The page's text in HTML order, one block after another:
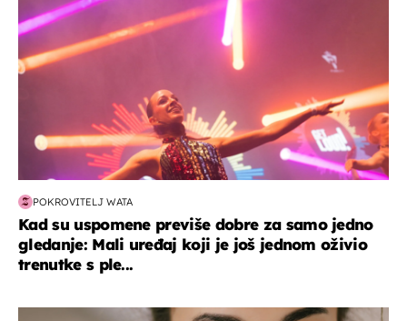
POKROVITELJ WATA
Kad su uspomene previše dobre za samo jedno
gledanje: Mali uređaj koji je još jednom oživio
trenutke s ple...
moda & ljepota